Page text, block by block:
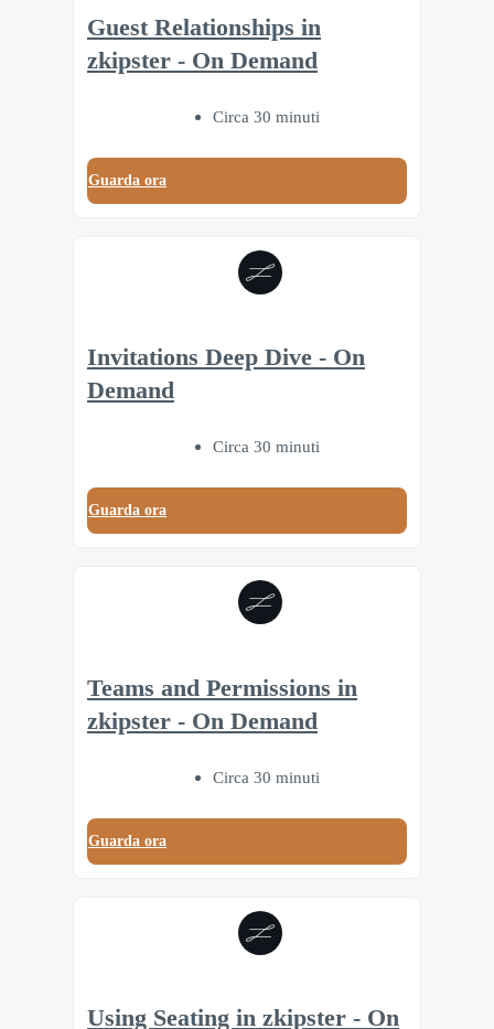
Guest Relationships in
zkipster - On Demand
Circa 30 minuti
Guarda ora
Invitations Deep Dive - On
Demand
Circa 30 minuti
Guarda ora
Teams and Permissions in
zkipster - On Demand
Circa 30 minuti
Guarda ora
Using Seating in zkipster - On